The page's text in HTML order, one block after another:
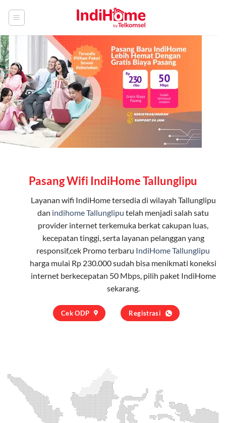
Pasang Wifi IndiHome Tallunglipu
Layanan wifi IndiHometersedia di wilayah Tallunglipu
dan indihome Tallunglipu telah menjadi salah satu
provider internet terkemuka berkat cakupan luas,
kecepatan tinggi, serta layanan pelanggan yang
responsif,cek Promo terbaru IndiHome Tallunglipu
harga mulai Rp 230.000 sudah bisa menikmati koneksi
internet berkecepatan 50 Mbps, pilih paket IndiHome
sekarang.
Cek ODP Registrasi